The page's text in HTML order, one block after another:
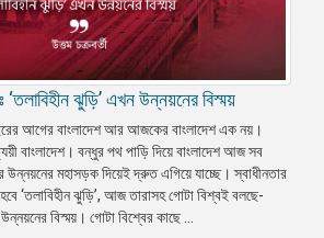
‘তলাবিহীন ঝুড়ি’ এখন উন্নয়নের বিস্ময়
আগের বাংলাদেশ আর আজকের বাংলাদেশ এক নয়।
বাংলাদেশ। বন্ধুর পথ পাড়ি দিয়ে বাংলাদেশ আজ সব
মহাসড়ক দিয়েই দ্রুত এগিয়ে যাচ্ছে। স্বাধীনতার
হবে ‘তলাবিহীন ঝুড়ি’, আজ তারাসহ গোটা বিশ্বই বলছে-
বিস্ময়। গোটা বিশ্বের কাছে ...